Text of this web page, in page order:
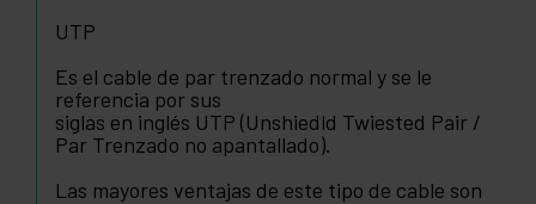
UTP
Es el cable de par trenzado normal y se le
referencia por sus
siglas en inglés UTP (Unshiedld Twiested Pair /
Par Trenzado no apantallado).
Las mayores ventajas de este tipo de cable son